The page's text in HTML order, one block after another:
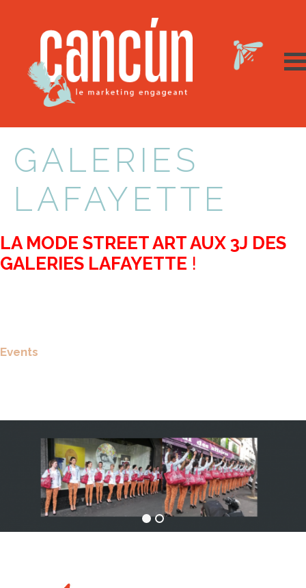
GALERIES
LAFAYETTE
LA MODE STREET ART AUX 3J DES
GALERIES LAFAYETTE !
Events